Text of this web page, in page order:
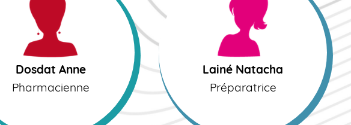
Dosdat Anne
Pharmacienne
Anne
Lainé Natacha
Préparatrice
Lainé Natacha
Préparatrice